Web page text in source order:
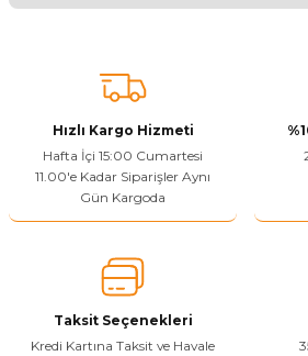
Ürünü
tarafımıza iletebilirsiniz.
Görüş ve önerileriniz için teşekkür ederiz.
Ürün resmi kalitesiz, bozuk veya
Ürün açıklamasında eksik bilgiler
Sitenize Pek Güvenemedim
Bu ürüne benzer farklı alternatifler olmalı.
Hızlı Kargo Hizmeti
Hafta İçi 15:00 Cumartesi
11.00'e Kadar Siparişler Aynı
Gün Kargoda
Taksit Seçenekleri
Kredi Kartına Taksit ve Havale